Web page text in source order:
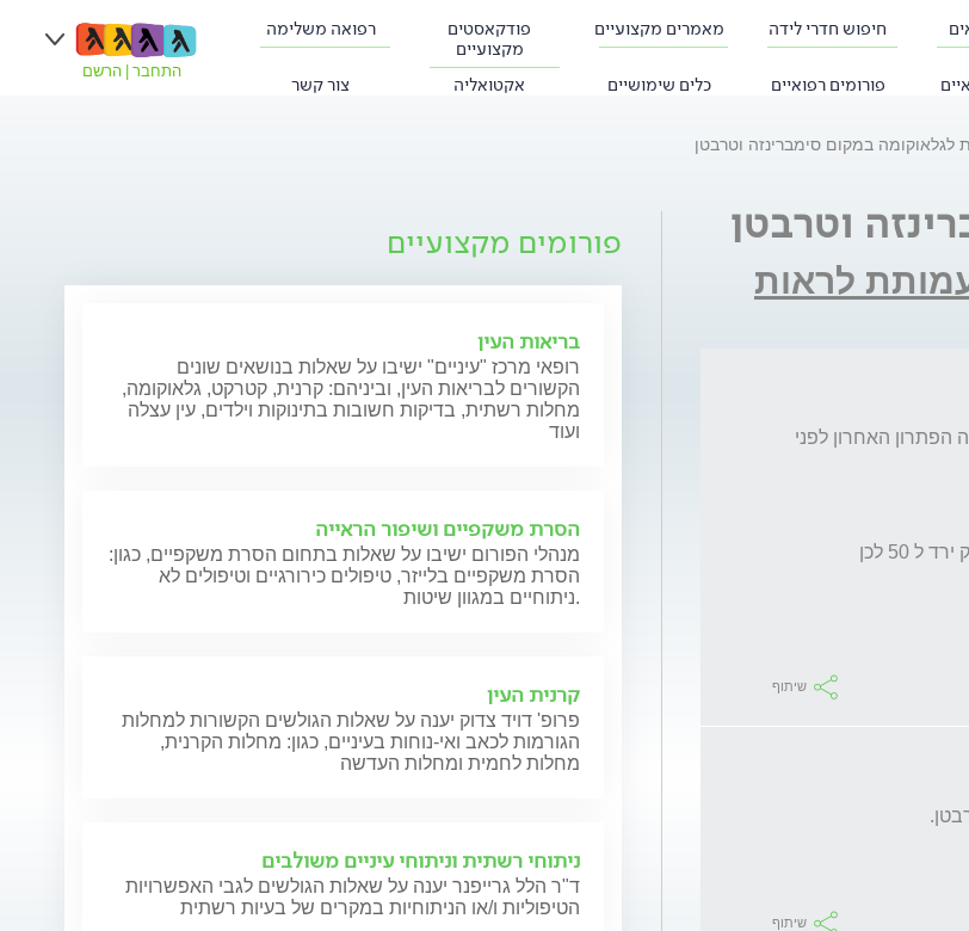
חיפוש חדרי לידה מאמרים מקצועיים
פודקאסטים
מקצועיים
רפואה משלימה
פורומים רפואיים כלים שימושיים אקטואליה צור קשר
התחבר הרשם
לגלאוקומה במקום סימברינזה וטרבטן
וטרבטן
לראות
שיתוף
שיתוף
פורומים מקצועיים
בריאות העין
רופאי מרכז "עיניים" ישיבו על שאלות בנושאים שונים
הקשורים לבריאות העין, וביניהם: קרנית, קטרקט, גלאוקומה,
מחלות רשתית, בדיקות חשובות בתינוקות וילדים, עין עצלה
ועוד
הסרת משקפיים ושיפור הראייה
מנהלי הפורום ישיבו על שאלות בתחום הסרת משקפיים, כגון:
הסרת משקפיים בלייזר, טיפולים כירורגיים וטיפולים לא
ניתוחיים במגוון שיטות.
קרנית העין
פרופ' דויד צדוק יענה על שאלות הגולשים הקשורות למחלות
הגורמות לכאב ואי-נוחות בעיניים, כגון: מחלות הקרנית,
מחלות לחמית ומחלות העדשה
ניתוחי רשתית וניתוחי עיניים משולבים
ד"ר הלל גרייפנר יענה על שאלות הגולשים לגבי האפשרויות
הטיפוליות ו/או הניתוחיות במקרים של בעיות רשתית